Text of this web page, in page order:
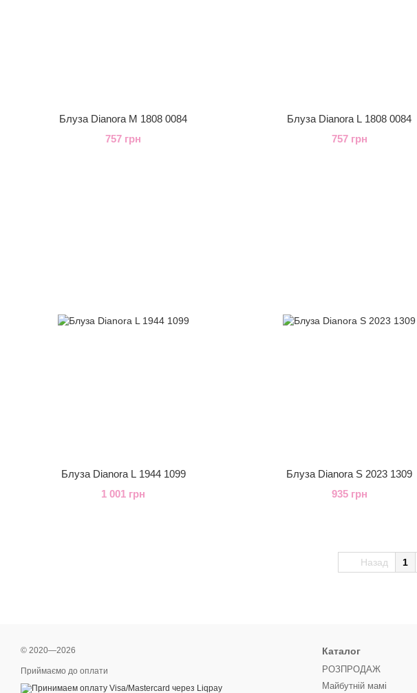
Блуза Dianora M 1808 0084
757 грн
Блуза Dianora L 1808 0084
757 грн
Блуза Dianora L 1944 1099
1 001 грн
Блуза Dianora S 2023 1309
935 грн
Назад 1
© 2020—2026
Приймаємо до оплати
Каталог
РОЗПРОДАЖ
Майбутній мамі